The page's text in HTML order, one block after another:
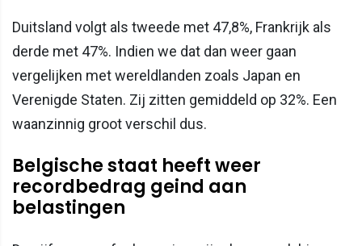
Duitsland volgt als tweede met 47,8%, Frankrijk als
derde met 47%. Indien we dat dan weer gaan
vergelijken met wereldlanden zoals Japan en
Verenigde Staten. Zij zitten gemiddeld op 32%. Een
waanzinnig groot verschil dus.
Belgische staat heeft weer
recordbedrag geind aan
belastingen